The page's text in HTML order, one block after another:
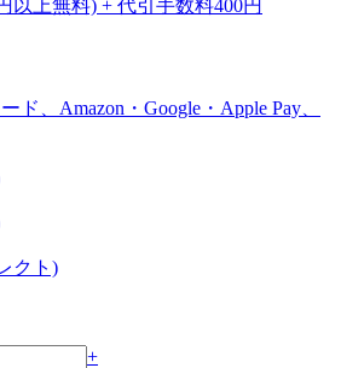
以上無料) + 代引手数料400円
ド、Amazon・Google・Apple Pay、
クト)
+